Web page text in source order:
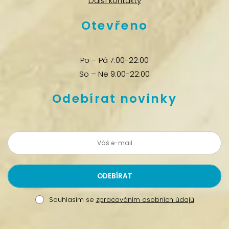
Otevřeno
Po – Pá 7:00-22:00
So – Ne 9:00-22:00
Odebírat novinky
Souhlasím se zpracováním osobních údajů